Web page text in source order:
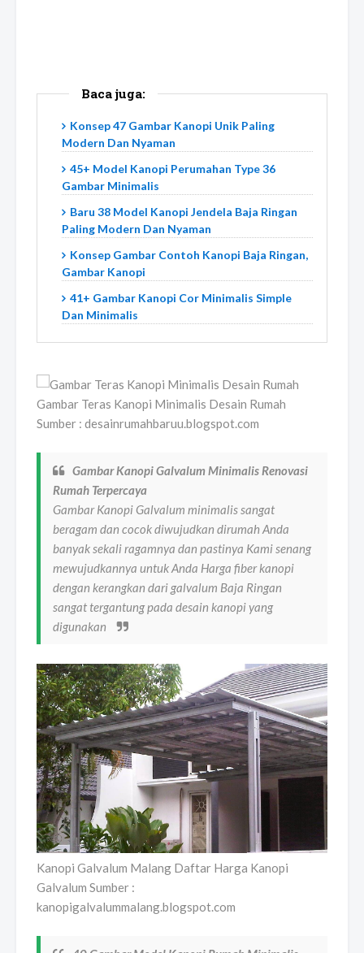
Baca juga:
Konsep 47 Gambar Kanopi Unik Paling
Modern Dan Nyaman
45+ Model Kanopi Perumahan Type 36
Gambar Minimalis
Baru 38 Model Kanopi Jendela Baja Ringan
Paling Modern Dan Nyaman
Konsep Gambar Contoh Kanopi Baja Ringan,
Gambar Kanopi
41+ Gambar Kanopi Cor Minimalis Simple
Dan Minimalis
Gambar Teras Kanopi Minimalis Desain Rumah
Sumber : desainrumahbaruu.blogspot.com
Gambar Kanopi Galvalum Minimalis Renovasi
Rumah Terpercaya
Gambar Kanopi Galvalum minimalis sangat
beragam dan cocok diwujudkan dirumah Anda
banyak sekali ragamnya dan pastinya Kami senang
mewujudkannya untuk Anda Harga fiber kanopi
dengan kerangkan dari galvalum Baja Ringan
sangat tergantung pada desain kanopi yang
digunakan
Kanopi Galvalum Malang Daftar Harga Kanopi
Galvalum Sumber :
kanopigalvalummalang.blogspot.com